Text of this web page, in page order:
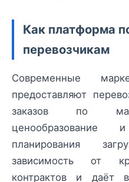
Как платформа
перевозчикам
Современные
предоставляют
заказов по
планирования
зависимость от
контрактов и даёт